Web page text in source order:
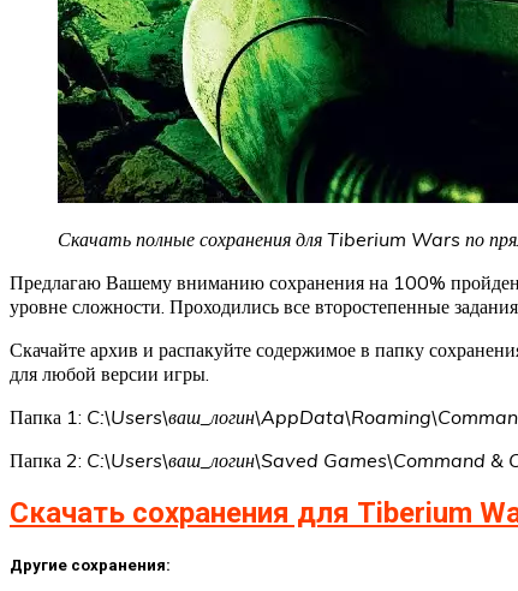
Скачать полные сохранения для Tiberium Wars по
Предлагаю Вашему вниманию сохранения на 100%
уровне сложности. Проходились все второстепенные
Скачайте архив и распакуйте содержимое в папку
для любой версии игры.
Папка 1:
Папка 2: C:\Users\ваш_логин\Saved Games\Command
Скачать сохранения для Tiberium
Другие сохранения: